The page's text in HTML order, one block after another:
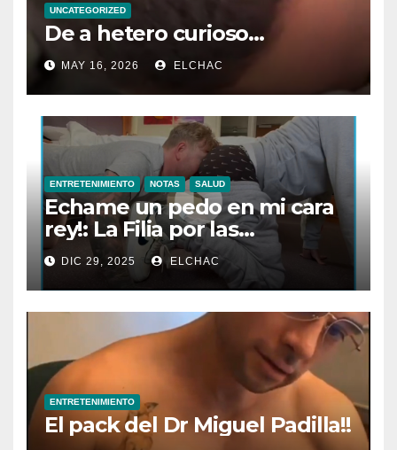
UNCATEGORIZED
De a hetero curioso…
MAY 16, 2026 ELCHAC
ENTRETENIMIENTO NOTAS SALUD
Echame un pedo en mi cara
rey!: La Filia por las
Flatulencias”
DIC 29, 2025 ELCHAC
ENTRETENIMIENTO
El pack del Dr Miguel Padilla!!